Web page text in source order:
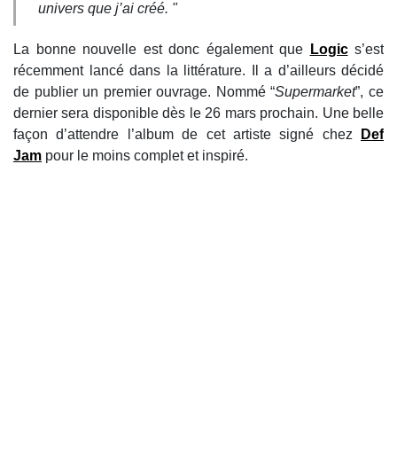
univers que j’ai créé. "
La bonne nouvelle est donc également que Logics’est
récemment lancé dans la littérature. Il a d’ailleurs décidé
de publier un premier ouvrage. Nommé “Supermarket”, ce
dernier sera disponible dès le 26 mars prochain. Une belle
façon d’attendre l’album de cet artiste signé chez
Def
Jam pour le moins complet et inspiré.